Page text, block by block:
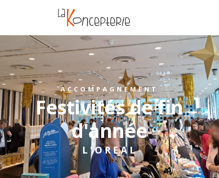
ACCOMPAGNEMENT
Festivités de fin
d'année
L'OREAL